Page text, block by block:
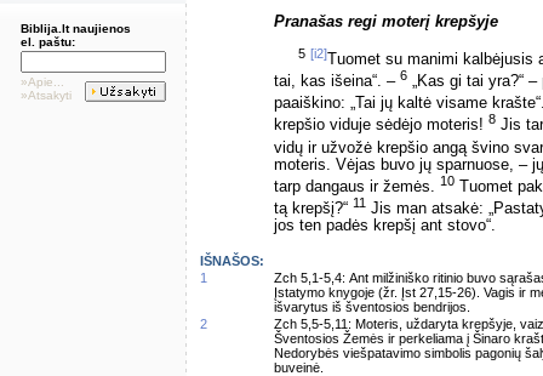
Biblija.lt naujienos
el. paštu:
»Apie...
»Atsakyti
Pranašas regi moterį krepšyje
5 [i2]Tuomet su manimi kalbėjusis
tai, kas išeina“. – 6 „Kas gi tai yra?“
paaiškino: „Tai jų kaltė visame
krepšio viduje sėdėjo moteris! 8 Jis
vidų ir užvožė krepšio angą švino
moteris. Vėjas buvo jų sparnuose, –
tarp dangaus ir žemės. 10 Tuomet
tą krepšį?“ 11 Jis man atsakė:
jos ten padės krepšį ant stovo“.
IŠNAŠOS:
1
Zch 5,1-5,4: Ant milžiniško ritinio buvo
Įstatymo knygoje (žr. Įst 27,15-26). Vagis ir
išvarytus iš šventosios bendrijos.
2
Zch 5,5-5,11: Moteris, uždaryta krepšyje,
Šventosios Žemės ir perkeliama į Šinaro
Nedorybės viešpatavimo simbolis pagonių
buveinė.